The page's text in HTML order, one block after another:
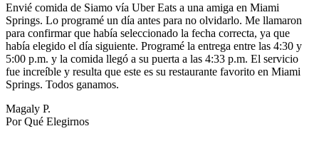
Envié comida de Siamo vía Uber Eats a una amiga en Miami
Springs. Lo programé un día antes para no olvidarlo. Me llamaron
para confirmar que había seleccionado la fecha correcta, ya que
había elegido el día siguiente. Programé la entrega entre las 4:30 y
5:00 p.m. y la comida llegó a su puerta a las 4:33 p.m. El servicio
fue increíble y resulta que este es su restaurante favorito en Miami
Springs. Todos ganamos.
Magaly P.
Por Qué Elegirnos